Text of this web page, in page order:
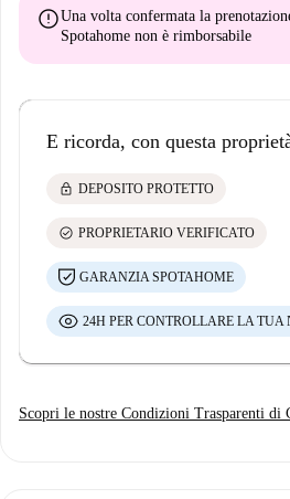
errorUna volta confermata la
Spotahome non è rimborsabile
E ricorda, con questa
lock DEPOSITO PROTETTO
check_circle PROPRIETARIO VERIFICATO
GARANZIA SPOTAHOME
24H PER CONTROLLARE LA TUA
Scopri le nostre Condizioni Trasparenti di